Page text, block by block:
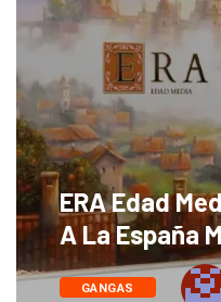
ERA Edad
A La España
GANGAS